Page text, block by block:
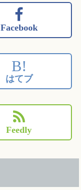
Facebook
B!
はてブ
Feedly